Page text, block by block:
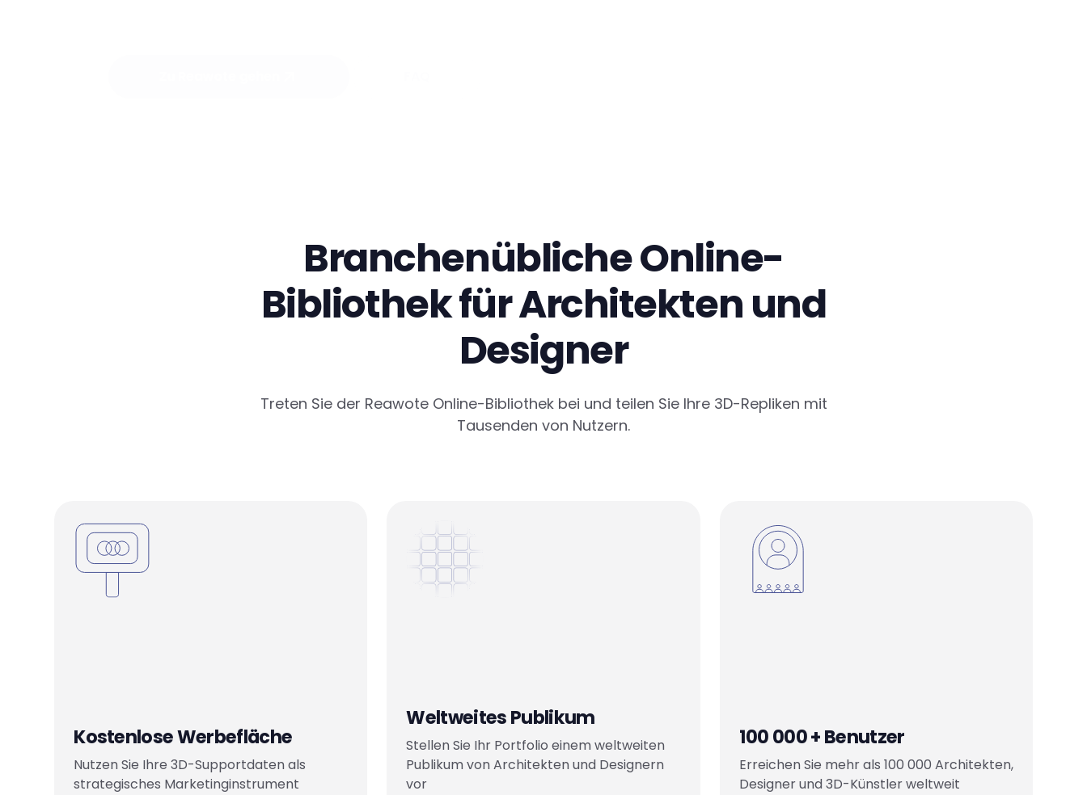
Branchenübliche Online-
Bibliothek für Architekten und
Designer
Treten Sie der Reawote Online-Bibliothek bei und teilen Sie Ihre 3D-Repliken mit
Tausenden von Nutzern.
Kostenlose Werbefläche
Nutzen Sie Ihre 3D-Supportdaten als
strategisches Marketinginstrument
Weltweites Publikum
Stellen Sie Ihr Portfolio einem weltweiten
Publikum von Architekten und Designern
vor
100 000 + Benutzer
Erreichen Sie mehr als 100 000 Architekten,
Designer und 3D-Künstler weltweit